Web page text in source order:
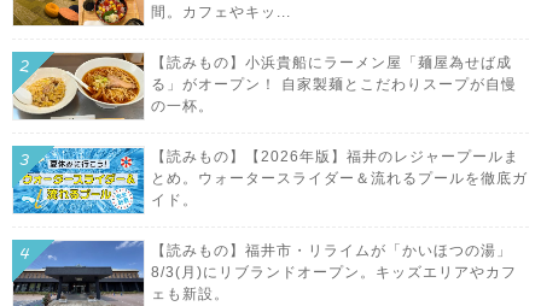
間。カフェやキッ...
【読みもの】小浜貴船にラーメン屋「麺屋為せば成
る」がオープン！ 自家製麺とこだわりスープが自慢
の一杯。
【読みもの】【2026年版】福井のレジャープールま
とめ。ウォータースライダー＆流れるプールを徹底ガ
イド。
【読みもの】福井市・リライムが「かいほつの湯」
8/3(月)にリブランドオープン。キッズエリアやカフ
ェも新設。